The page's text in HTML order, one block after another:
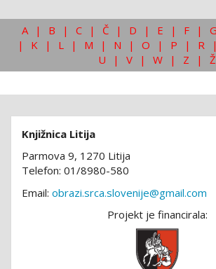
A | B | C | Č | D | E | F | G
|
K | L | M | N | O | P | R |
U
| V | W | Z | Ž
Knjižnica Litija
Parmova 9, 1270 Litija
Telefon: 01/8980-580
Email: obrazi.srca.slovenije@gmail.com
Projekt je financirala: